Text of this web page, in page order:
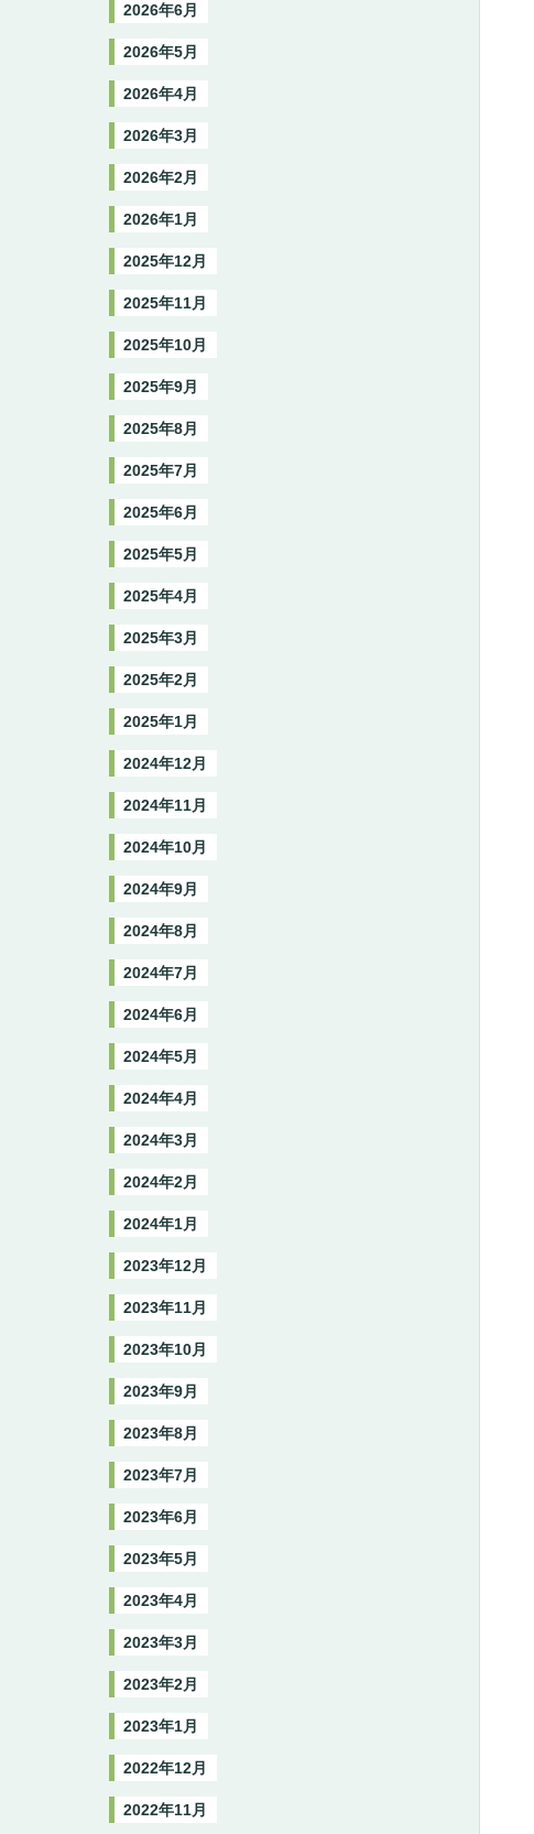
2026年6月
2026年5月
2026年4月
2026年3月
2026年2月
2026年1月
2025年12月
2025年11月
2025年10月
2025年9月
2025年8月
2025年7月
2025年6月
2025年5月
2025年4月
2025年3月
2025年2月
2025年1月
2024年12月
2024年11月
2024年10月
2024年9月
2024年8月
2024年7月
2024年6月
2024年5月
2024年4月
2024年3月
2024年2月
2024年1月
2023年12月
2023年11月
2023年10月
2023年9月
2023年8月
2023年7月
2023年6月
2023年5月
2023年4月
2023年3月
2023年2月
2023年1月
2022年12月
2022年11月